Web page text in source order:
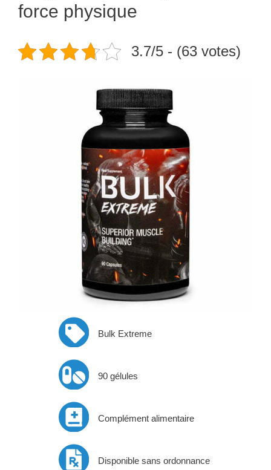
force physique
3.7/5 - (63 votes)
Bulk Extreme
90 gélules
Complément alimentaire
Disponible sans ordonnance